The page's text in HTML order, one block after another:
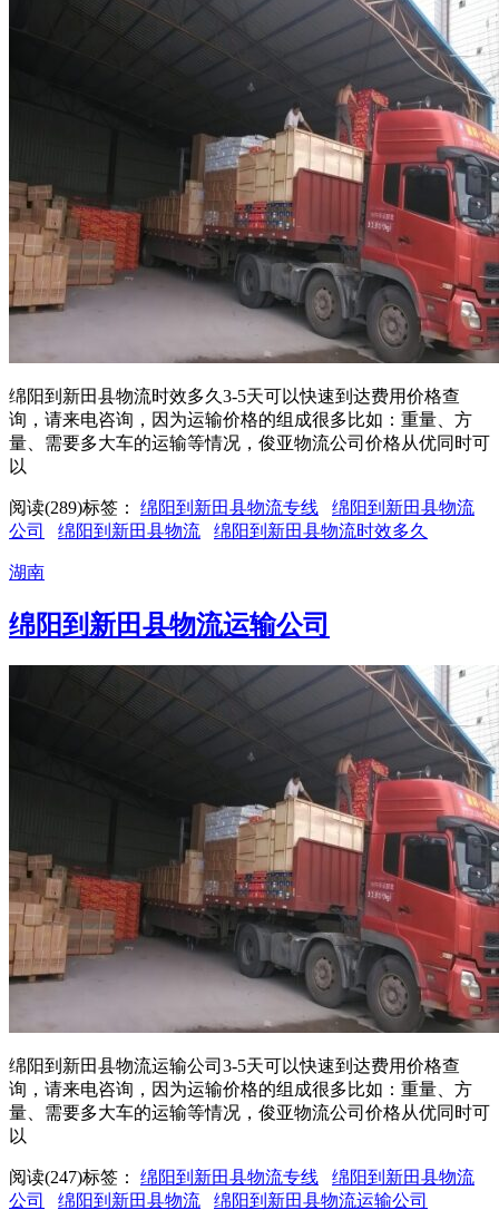
绵阳到新田县物流时效多久3-5天可以快速到达费用价格查
询，请来电咨询，因为运输价格的组成很多比如：重量、方
量、需要多大车的运输等情况，俊亚物流公司价格从优同时可
以
阅读(289)标签： 绵阳到新田县物流专线
绵阳到新田县物流
公司
绵阳到新田县物流 绵阳到新田县物流时效多久
湖南
绵阳到新田县物流运输公司
绵阳到新田县物流运输公司3-5天可以快速到达费用价格查
询，请来电咨询，因为运输价格的组成很多比如：重量、方
量、需要多大车的运输等情况，俊亚物流公司价格从优同时可
以
阅读(247)标签： 绵阳到新田县物流专线
绵阳到新田县物流
公司
绵阳到新田县物流 绵阳到新田县物流运输公司